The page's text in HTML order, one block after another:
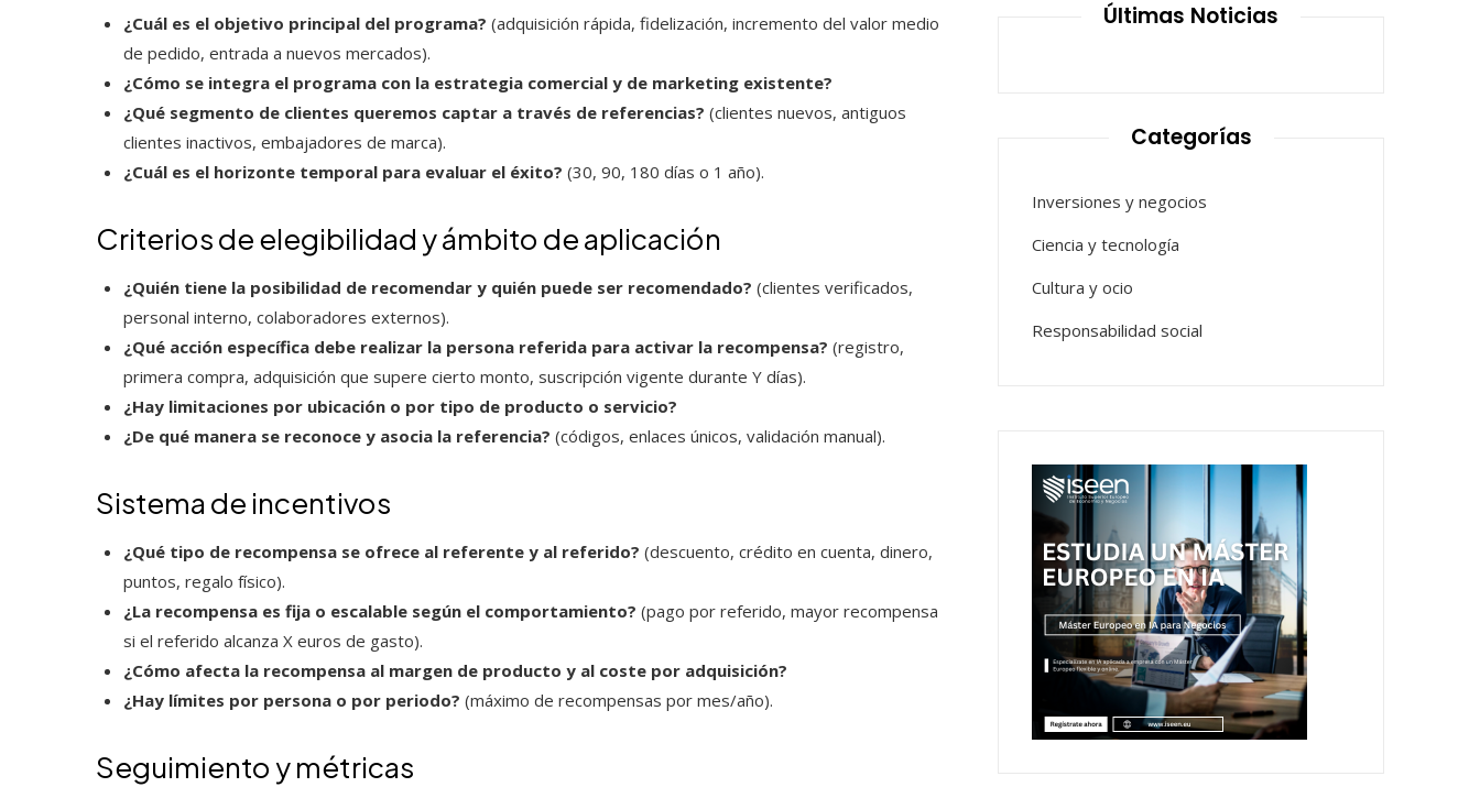
¿Cuál es el objetivo principal del programa? (adquisición rápida, fidelización, incremento del valor medio
de pedido, entrada a nuevos mercados).
¿Cómo se integra el programa con la estrategia comercial y de marketing existente?
¿Qué segmento de clientes queremos captar a través de referencias? (clientes nuevos, antiguos
clientes inactivos, embajadores de marca).
¿Cuál es el horizonte temporal para evaluar el éxito? (30, 90, 180 días o 1 año).
Criterios de elegibilidad y ámbito de aplicación
¿Quién tiene la posibilidad de recomendar y quién puede ser recomendado? (clientes verificados,
personal interno, colaboradores externos).
¿Qué acción específica debe realizar la persona referida para activar la recompensa? (registro,
primera compra, adquisición que supere cierto monto, suscripción vigente durante Y días).
¿Hay limitaciones por ubicación o por tipo de producto o servicio?
¿De qué manera se reconoce y asocia la referencia? (códigos, enlaces únicos, validación manual).
Sistema de incentivos
¿Qué tipo de recompensa se ofrece al referente y al referido? (descuento, crédito en cuenta, dinero,
puntos, regalo físico).
¿La recompensa es fija o escalable según el comportamiento? (pago por referido, mayor recompensa
si el referido alcanza X euros de gasto).
¿Cómo afecta la recompensa al margen de producto y al coste por adquisición?
¿Hay límites por persona o por periodo? (máximo de recompensas por mes/año).
Seguimiento y métricas
Últimas Noticias
Categorías
Inversiones y negocios
Ciencia y tecnología
Cultura y ocio
Responsabilidad social